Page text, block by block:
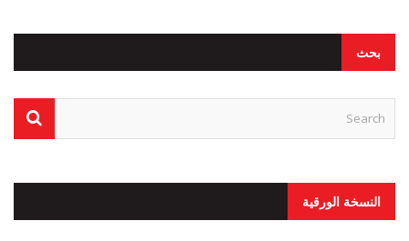
بحث
النسخة الورقية